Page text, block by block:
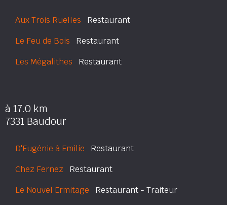
Aux Trois Ruelles Restaurant
Le Feu de Bois Restaurant
Les Mégalithes Restaurant
à 17.0 km
7331 Baudour
D'Eugénie à Emilie Restaurant
Chez Fernez Restaurant
Le Nouvel Ermitage Restaurant - Traiteur